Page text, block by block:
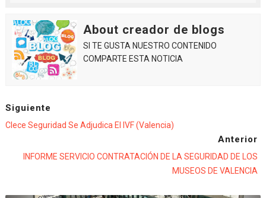
About creador de blogs
SI TE GUSTA NUESTRO CONTENIDO
COMPARTE ESTA NOTICIA
Siguiente
Clece Seguridad Se Adjudica El IVF (Valencia)
Anterior
INFORME SERVICIO CONTRATACIÓN DE LA SEGURIDAD DE LOS
MUSEOS DE VALENCIA